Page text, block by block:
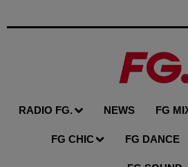
RADIO FG. NEWS FG
FG CHIC FG DANCE